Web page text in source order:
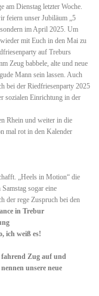
am Dienstag letzter Woche.
feiern unser Jubiläum „5
im April 2025. Um
mit Euch in den Mai zu
auf Treburs
Zeug babbele, alte und neue
Mann sein lassen. Auch
bei der Riedfriesenparty 2025
sozialen Einrichtung in der
Rhein und weiter in die
mal rot in den Kalender
„Heels in Motion“ die
sogar eine
der rege Zuspruch bei den
in Trebur
ich weiß es!
Zug auf und
unsere neue